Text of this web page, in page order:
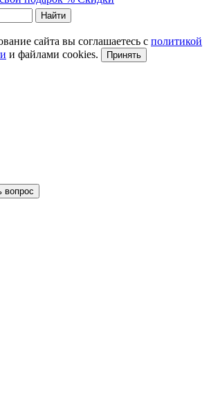
Найти
сайта вы соглашаетесь с политикой
и файлами cookies. Принять
вопрос